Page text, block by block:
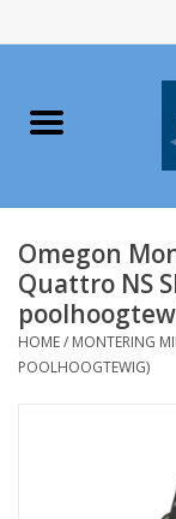
Home
Telescopen
Accessoires
Omegon
Quattro NS
HOME/ MONTERING
POOLHOOGTEWIG)